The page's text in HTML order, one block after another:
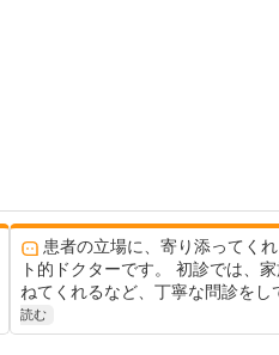
患者の立場に、寄り添ってく
ト的ドクターです。 初診では、
ねてくれるなど、丁寧な問診をし
読む